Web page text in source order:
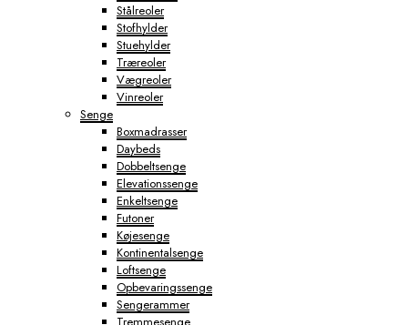
Stålreoler
Stofhylder
Stuehylder
Træreoler
Vægreoler
Vinreoler
Senge
Boxmadrasser
Daybeds
Dobbeltsenge
Elevationssenge
Enkeltsenge
Futoner
Køjesenge
Kontinentalsenge
Loftsenge
Opbevaringssenge
Sengerammer